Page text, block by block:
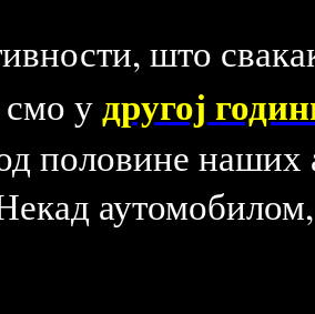
што
смо удругој
половине наших